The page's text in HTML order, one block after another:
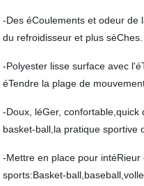
-Des éCoulements et odeur de
du refroidisseur et plus sèChes.
-Polyester lisse surface avec
éTendre la plage de
-Doux, léGer,
basket-ball,la pratique sportive
-Mettre en place pour
sports:Basket-